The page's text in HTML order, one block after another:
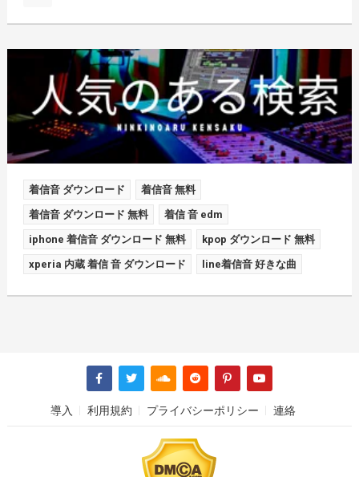
着信音 ダウンロード 着信音 無料
着信音 ダウンロード 無料 着信 音 edm
iphone 着信音 ダウンロード 無料 kpop ダウンロード 無料
xperia 内蔵 着信 音 ダウンロード line着信音 好きな曲
導入 利用規約 プライバシーポリシー 連絡